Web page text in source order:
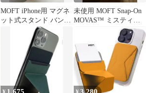
MOFT iPhone用 マグネ
ット式スタンド バンカ
未使用 MOFT Snap-On
MOVAS™ ミスティグ
レー カードケース付